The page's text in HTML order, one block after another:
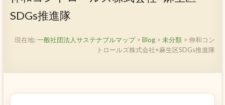
SDGs推進隊
現在地:一般社団法人サステナブルマップ>Blog > 未分類 >伸和コン
トロールズ株式会社×麻生区SDGs推進隊